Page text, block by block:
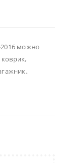
2016 можно